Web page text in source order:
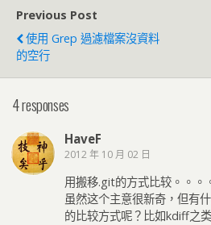
Previous Post
使用 Grep 過濾檔案沒資料
的空行
4 responses
HaveF
2012 年 10 月 02 日
用搬移.git的方式比较。。。
虽然这个主意很新奇，但有
的比较方式呢？比如kdiff之